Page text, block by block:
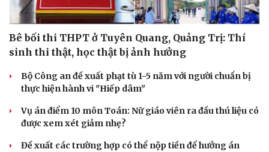
Bê bối thi THPT ở Tuyên Quang, Quảng Trị: Thí
sinh thi thật, học thật bị ảnh hưởng
Bộ Công an đề xuất phạt tù 1-5 năm với người chuẩn bị
thực hiện hành vi "Hiếp dâm"
Vụ án điểm 10 môn Toán: Nữ giáo viên ra đầu thú liệu có
được xem xét giảm nhẹ?
Đề xuất các trường hợp có thể nộp tiền để hưởng án